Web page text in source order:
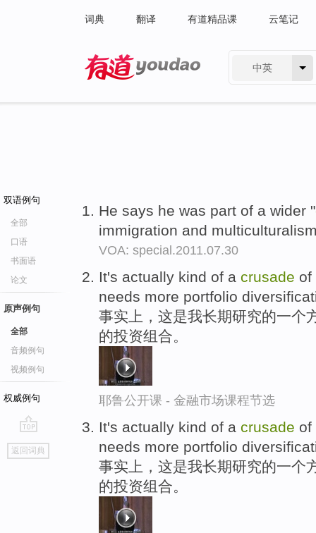
词典 翻译 有道精品课 云笔记
中英
双语例句
全部
口语
书面语
论文
原声例句
全部
音频例句
视频例句
权威例句
go
top
返回词典
He says he was part of a wider "
immigration and
VOA: special.2011.07.30
It's actually kind of a crusade of
needs more portfolio
事实上，这是我长期研究的一个
的投资组合。
耶鲁公开课 - 金融市场课程节选
It's actually kind of a crusade of
needs more portfolio
事实上，这是我长期研究的一个
的投资组合。